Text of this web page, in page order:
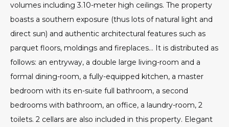
volumes including 3.10-meter high ceilings. The property
boasts a southern exposure (thus lots of natural light and
direct sun) and authentic architectural features such as
parquet floors, moldings and fireplaces... It is distributed as
follows: an entryway, a double large living-room and a
formal dining-room, a fully-equipped kitchen, a master
bedroom with its en-suite full bathroom, a second
bedrooms with bathroom, an office, a laundry-room, 2
toilets. 2 cellars are also included in this property. Elegant